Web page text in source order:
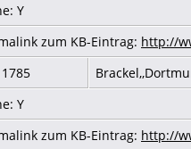
Y
zum KB-Eintrag: http://
Y
zum KB-Eintrag: http://